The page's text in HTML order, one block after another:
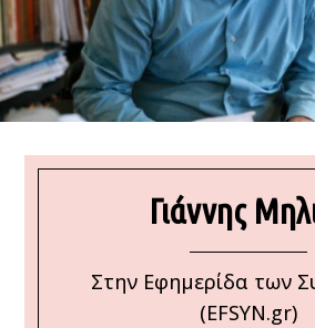
Γιάννης
Στην Εφημερίδα των
(EFSYN.gr)